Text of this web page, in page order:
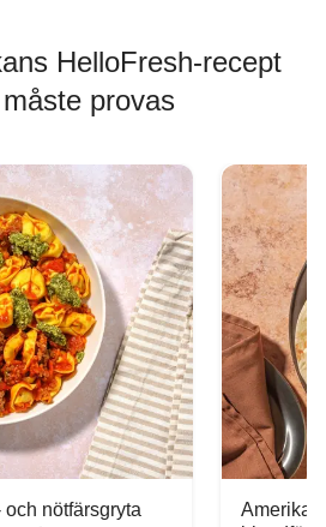
HelloFresh-recept
provas
nötfärsgryta